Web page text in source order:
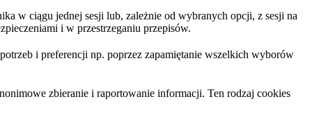
w ciągu jednej sesji lub, zależnie od wybranych opcji, z sesji na
i w przestrzeganiu przepisów.
i preferencji np. poprzez zapamiętanie wszelkich wyborów
zbieranie i raportowanie informacji. Ten rodzaj cookies